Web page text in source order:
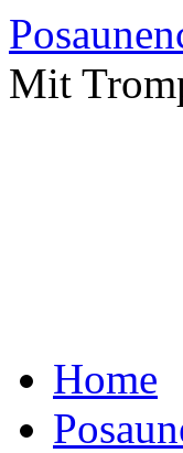
Zum
Inhalt
springen
Mit
Home